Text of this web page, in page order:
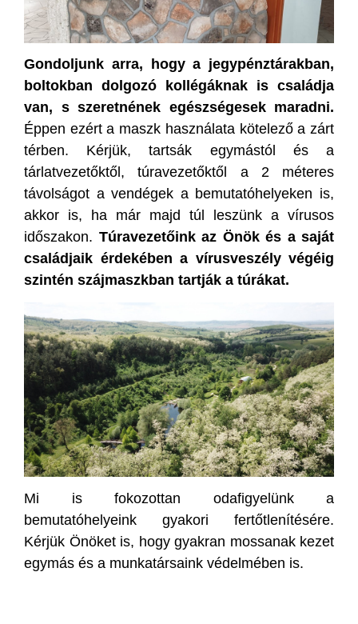
Gondoljunk arra, hogy a jegypénztárakban,
boltokban dolgozó kollégáknak is családja
van, s szeretnének egészségesek maradni.
Éppen ezért a maszk használata kötelező a zárt
térben. Kérjük, tartsák egymástól és a
tárlatvezetőktől, túravezetőktől a 2 méteres
távolságot a vendégek a bemutatóhelyeken is,
akkor is, ha már majd túl leszünk a vírusos
időszakon. Túravezetőink az Önök és a saját
családjaik érdekében a vírusveszély végéig
szintén szájmaszkban tartják a túrákat.
Mi is fokozottan odafigyelünk a
bemutatóhelyeink gyakori fertőtlenítésére.
Kérjük Önöket is, hogy gyakran mossanak kezet
egymás és a munkatársaink védelmében is.